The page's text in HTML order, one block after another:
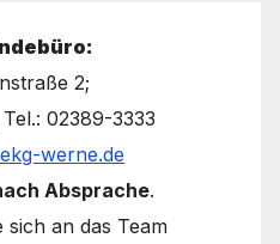
2;
02389-3333
werne.de
Absprache.
sich an das Team